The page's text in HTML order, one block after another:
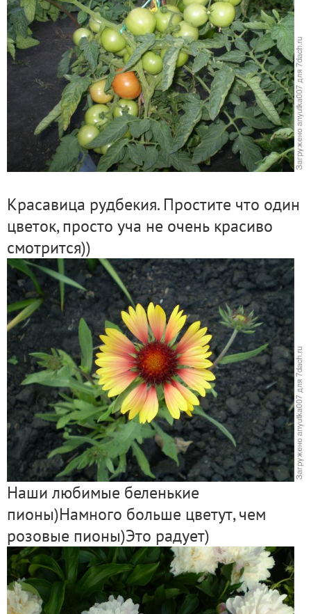
Красавица рудбекия. Простите что один
цветок, просто уча не очень красиво
смотрится))
Наши любимые беленькие
пионы)Намного больше цветут, чем
розовые пионы)Это радует)